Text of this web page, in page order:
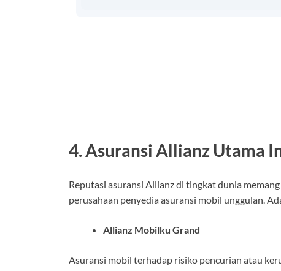
4. Asuransi Allianz Utama
Reputasi asuransi Allianz di tingkat dunia
perusahaan penyedia asuransi mobil unggulan.
Allianz Mobilku Grand
Asuransi mobil terhadap risiko pencurian atau